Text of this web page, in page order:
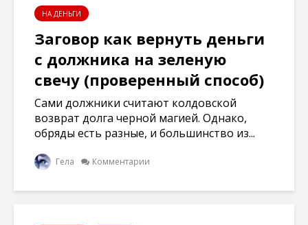
НА ДЕНЬГИ
Заговор как вернуть деньги
с должника на зеленую
свечу (проверенный способ)
Сами должники считают колдовской
возврат долга черной магией. Однако,
обряды есть разные, и большинство из...
Гела Комментарии